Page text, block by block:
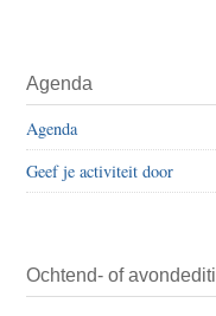
Agenda
Agenda
Geef je activiteit door
Ochtend- of